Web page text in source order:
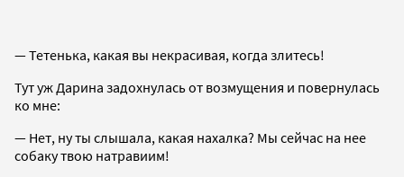
— Тетенька, какая вы некрасивая, когда злитесь!
Тут уж Дарина задохнулась от возмущения и повернулась
ко мне:
— Нет, ну ты слышала, какая нахалка? Мы сейчас на нее
собаку твою натравиим!